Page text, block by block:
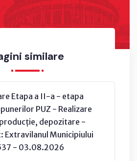
similare
Etapa a II-a - etapa
PUZ - Realizare
depozitare -
Extravilanul Municipiului
- 03.08.2026